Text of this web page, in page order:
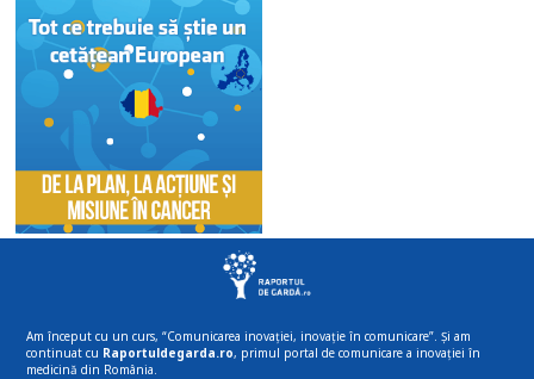
Am început cu un curs, “Comunicarea inovației, inovație în comunicare”. Și am
continuat cu Raportuldegarda.ro, primul portal de comunicare a inovației în
medicină din România.